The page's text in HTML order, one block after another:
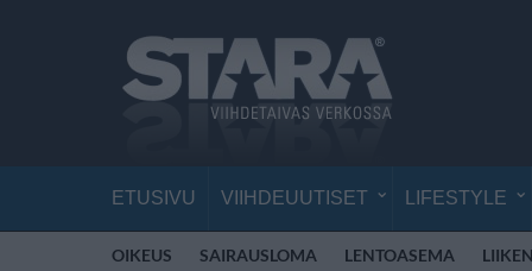
ETUSIVU VIIHDEUUTISET LIFESTYLE
OIKEUS SAIRAUSLOMA LENTOASEMA